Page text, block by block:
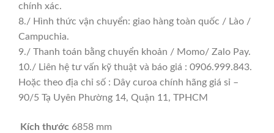
chính xác.
8./ Hình thức vận chuyển: giao hàng toàn quốc / Lào /
Campuchia.
9./ Thanh toán bằng chuyển khoản / Momo/ Zalo Pay.
10./ Liên hệ tư vấn kỹ thuật và báo giá : 0906.999.843.
Hoặc theo địa chỉ số : Dây curoa chính hãng giá sỉ –
90/5 Tạ Uyên Phường 14, Quận 11, TPHCM
Kích thước 6858 mm